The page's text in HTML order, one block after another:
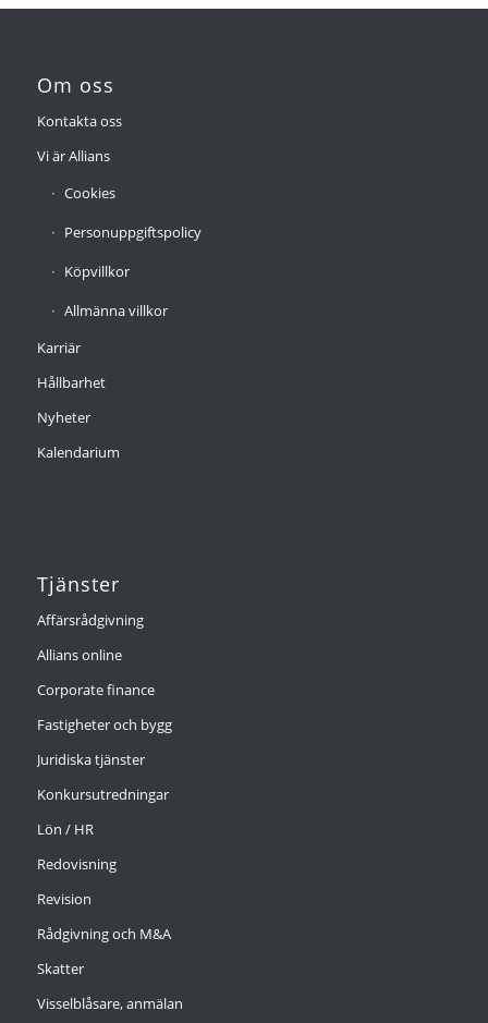
Om oss
Kontakta oss
Vi är Allians
Cookies
Personuppgiftspolicy
Köpvillkor
Allmänna villkor
Karriär
Hållbarhet
Nyheter
Kalendarium
Tjänster
Affärsrådgivning
Allians online
Corporate finance
Fastigheter och bygg
Juridiska tjänster
Konkursutredningar
Lön / HR
Redovisning
Revision
Rådgivning och M&A
Skatter
Visselblåsare, anmälan